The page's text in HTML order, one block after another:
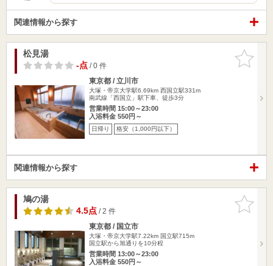
関連情報から探す
お気に入
りに追加
松見湯
-点/ 0 件
東京都 / 立川市
大塚・帝京大学駅6.69km 西国立駅331m
南武線「西国立」駅下車、徒歩3分
営業時間 15:00～23:00
入浴料金 550円～
日帰り 格安（1,000円以下）
関連情報から探す
お気に入
りに追加
鳩の湯
4.5点/ 2 件
東京都 / 国立市
大塚・帝京大学駅7.22km 国立駅715m
国立駅から旭通りを10分程
営業時間 13:00～23:00
入浴料金 550円～